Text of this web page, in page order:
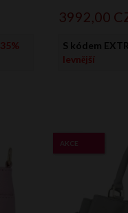
35%
3992, 00
S kódem
levnější
AKCE